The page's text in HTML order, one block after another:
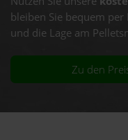
bleiben Sie bequem
und die Lage am
Zu den